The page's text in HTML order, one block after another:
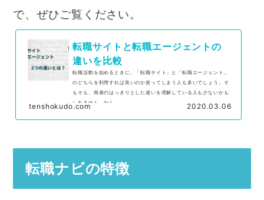
で、ぜひご覧ください。
転職サイトと転職エージェントの
違いを比較
転職活動を始めるときに、「転職サイト」と「転職エージェント」
のどちらを利用すれば良いのか迷ってしまう人も多いでしょう。そ
もそも、両者のはっきりとした違いを理解している人も少ないかも
しれません。かん...
tenshokudo.com 2020.03.06
転職ナビの特徴